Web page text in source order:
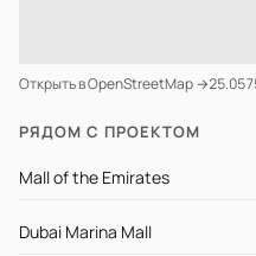
Открыть в OpenStreetMap →
РЯДОМ С ПРОЕКТОМ
Mall of the Emirates
Dubai Marina Mall